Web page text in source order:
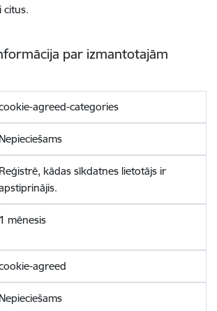
citus.
par izmantotajām
agreed-categories
Nepieciešams
Reģistrē, kādas sīkdatnes lietotājs ir
mēnesis
agreed
Nepieciešams